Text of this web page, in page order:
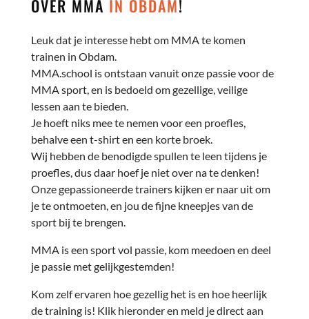
OVER MMA IN OBDAM!
Leuk dat je interesse hebt om MMA te komen
trainen in Obdam.
MMA.school is ontstaan vanuit onze passie voor de
MMA sport, en is bedoeld om gezellige, veilige
lessen aan te bieden.
Je hoeft niks mee te nemen voor een proefles,
behalve een t-shirt en een korte broek.
Wij hebben de benodigde spullen te leen tijdens je
proefles, dus daar hoef je niet over na te denken!
Onze gepassioneerde trainers kijken er naar uit om
je te ontmoeten, en jou de fijne kneepjes van de
sport bij te brengen.
MMA is een sport vol passie, kom meedoen en deel
je passie met gelijkgestemden!
Kom zelf ervaren hoe gezellig het is en hoe heerlijk
de training is! Klik hieronder en meld je direct aan